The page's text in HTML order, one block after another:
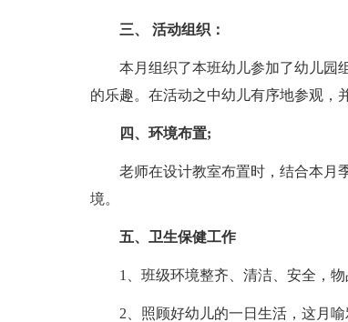
三、 活动组织：
本月组织了本班幼儿参加了幼儿园
的乐趣。在活动之中幼儿有序地参观，
四、环境布置;
老师在设计教室布置时，结合本月
境。
五、卫生保健工作
1、班级环境整齐、清洁、安全，
2、照顾好幼儿的一日生活，这月